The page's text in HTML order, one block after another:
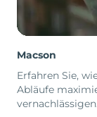
Macson
Erfahren Sie,
Abläufe
vernachlässigen.